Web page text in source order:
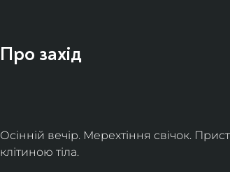
Про захід
Осінній вечір. Мерехтіння свічок.
клітиною тіла.